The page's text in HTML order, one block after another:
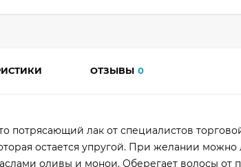
ОТЗЫВЫ 0
потрясающий лак от специалистов
остается упругой. При желании
оливы и монои. Оберегает волосы от